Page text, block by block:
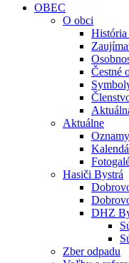
OBEC
O obci
História
Čestné
Aktuálne
Oznamy
Hasiči Bystrá
DHZ
Zber odpadu